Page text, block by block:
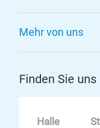
Mehr von uns
Finden Sie uns
Halle